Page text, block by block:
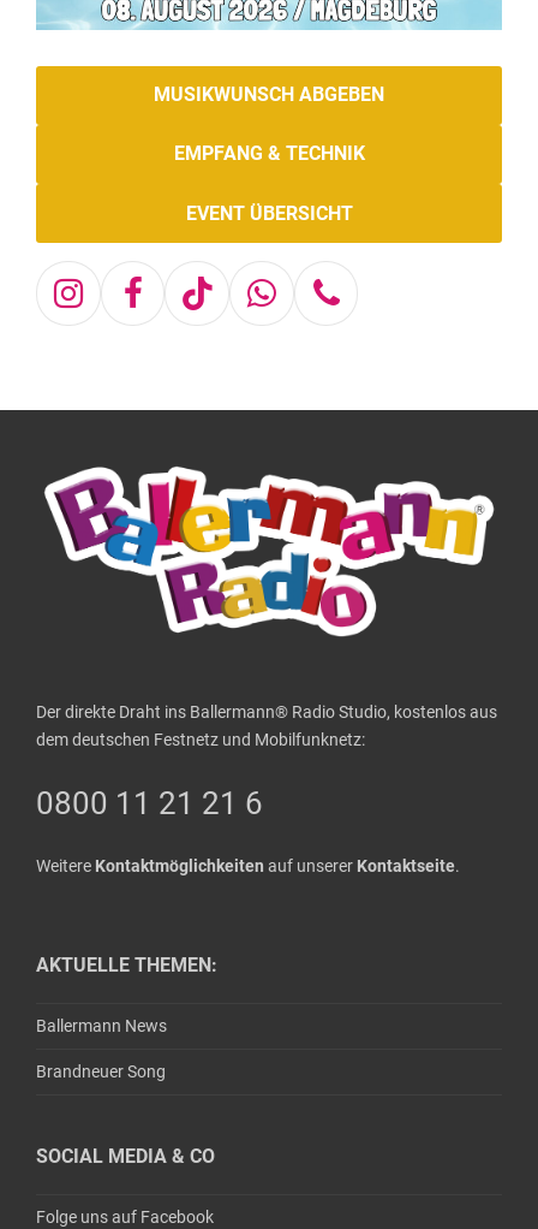
MUSIKWUNSCH ABGEBEN
EMPFANG & TECHNIK
EVENT ÜBERSICHT
Instagram
Facebook
TiktokWhatsapp
Telefon
Der direkte Draht ins Ballermann® Radio Studio, kostenlos aus
dem deutschen Festnetz und Mobilfunknetz:
0800 11 21 21 6
Weitere Kontaktmöglichkeiten auf unserer Kontaktseite.
AKTUELLE THEMEN:
Ballermann News
Brandneuer Song
SOCIAL MEDIA & CO
Folge uns auf Facebook